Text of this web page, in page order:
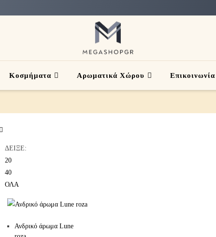
Κοσμήματα Αρωματικά Χώρου Επικοινωνία
ΔΕΙΞΕ:
20
40
ΟΛΑ
Ανδρικό άρωμα Lune